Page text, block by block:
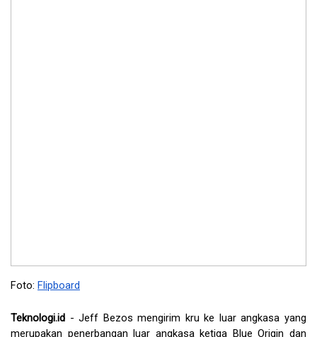
Foto: Flipboard
Teknologi.id - Jeff Bezos mengirim kru ke luar angkasa yang
merupakan penerbangan luar angkasa ketiga Blue Origin dan